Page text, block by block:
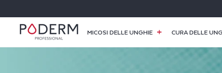
P
O
MICOSI DELLE UNGHIE CURA DELLE